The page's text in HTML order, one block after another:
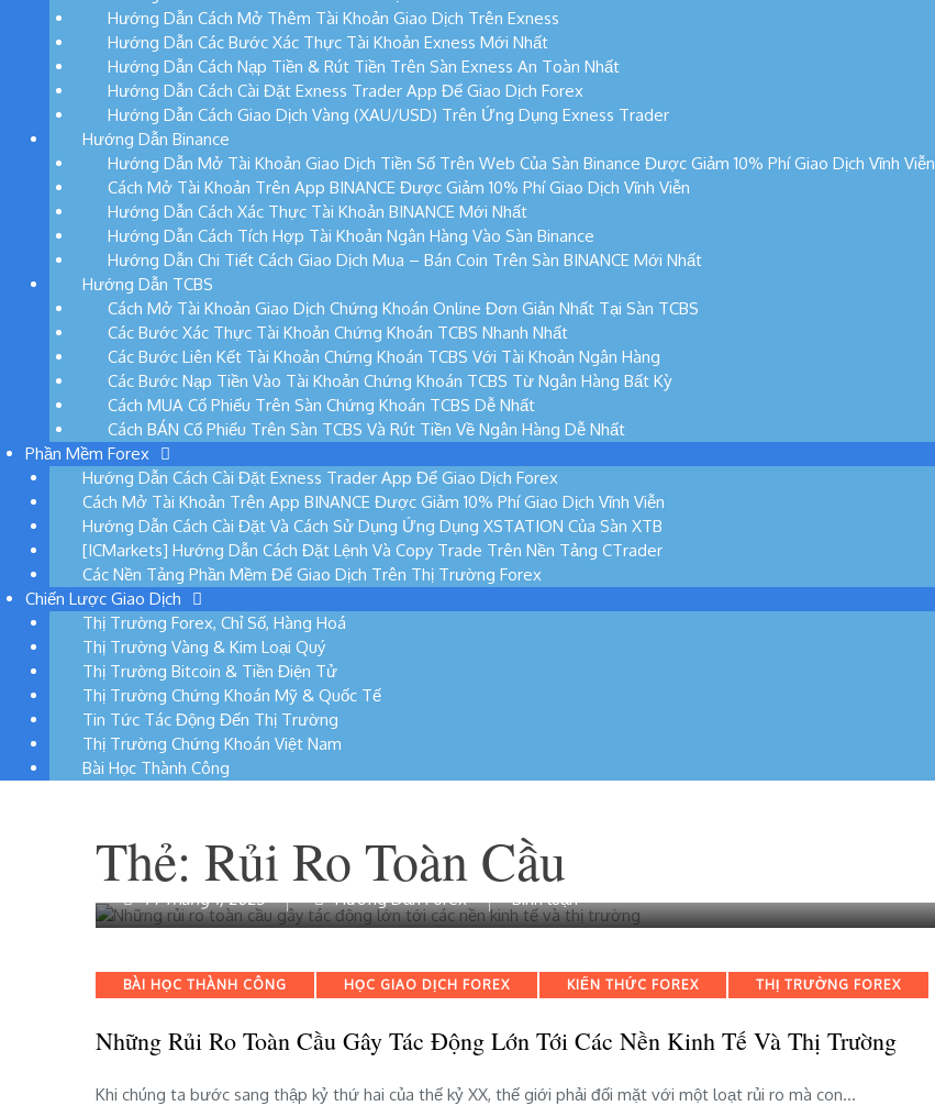
Hướng Dẫn Cách Mở Thêm Tài Khoản Giao Dịch Trên Exness
Hướng Dẫn Các Bước Xác Thực Tài Khoản Exness Mới Nhất
Hướng Dẫn Cách Nạp Tiền & Rút Tiền Trên Sàn Exness An Toàn Nhất
Hướng Dẫn Cách Cài Đặt Exness Trader App Để Giao Dịch Forex
Hướng Dẫn Cách Giao Dịch Vàng (XAU/USD) Trên Ứng Dụng Exness Trader
Hướng Dẫn Binance
Hướng Dẫn Mở Tài Khoản Giao Dịch Tiền Số Trên Web Của Sàn Binance Được Giảm 10% Phí Giao Dịch Vĩnh Viễn
Cách Mở Tài Khoản Trên App BINANCE Được Giảm 10% Phí Giao Dịch Vĩnh Viễn
Hướng Dẫn Cách Xác Thực Tài Khoản BINANCE Mới Nhất
Hướng Dẫn Cách Tích Hợp Tài Khoản Ngân Hàng Vào Sàn Binance
Hướng Dẫn Chi Tiết Cách Giao Dịch Mua – Bán Coin Trên Sàn BINANCE Mới Nhất
Hướng Dẫn TCBS
Cách Mở Tài Khoản Giao Dịch Chứng Khoán Online Đơn Giản Nhất Tại Sàn TCBS
Các Bước Xác Thực Tài Khoản Chứng Khoán TCBS Nhanh Nhất
Các Bước Liên Kết Tài Khoản Chứng Khoán TCBS Với Tài Khoản Ngân Hàng
Các Bước Nạp Tiền Vào Tài Khoản Chứng Khoán TCBS Từ Ngân Hàng Bất Kỳ
Cách MUA Cổ Phiếu Trên Sàn Chứng Khoán TCBS Dễ Nhất
Cách BÁN Cổ Phiếu Trên Sàn TCBS Và Rút Tiền Về Ngân Hàng Dễ Nhất
Phần Mềm Forex
Hướng Dẫn Cách Cài Đặt Exness Trader App Để Giao Dịch Forex
Cách Mở Tài Khoản Trên App BINANCE Được Giảm 10% Phí Giao Dịch Vĩnh Viễn
Hướng Dẫn Cách Cài Đặt Và Cách Sử Dụng Ứng Dụng XSTATION Của Sàn XTB
[ICMarkets] Hướng Dẫn Cách Đặt Lệnh Và Copy Trade Trên Nền Tảng CTrader
Các Nền Tảng Phần Mềm Để Giao Dịch Trên Thị Trường Forex
Chiến Lược Giao Dịch
Thị Trường Forex, Chỉ Số, Hàng Hoá
Thị Trường Vàng & Kim Loại Quý
Thị Trường Bitcoin & Tiền Điện Tử
Thị Trường Chứng Khoán Mỹ & Quốc Tế
Tin Tức Tác Động Đến Thị Trường
Thị Trường Chứng Khoán Việt Nam
Bài Học Thành Công
Thẻ: Rủi Ro Toàn Cầu
14 Tháng 1, 2023 Hướng Dẫn Forex Bình luận
viết
rủi
ro
cầu
tác
Categories
BÀI HỌC THÀNH CÔNG HỌC GIAO DỊCH FOREX KIẾN THỨC FOREX THỊ TRƯỜNG FOREX
Những Rủi Ro Toàn Cầu Gây Tác Động Lớn Tới Các Nền Kinh Tế Và Thị Trường
Khi chúng ta bước sang thập kỷ thứ hai của thế kỷ XX, thế giới phải đối mặt với một loạt rủi ro mà con…